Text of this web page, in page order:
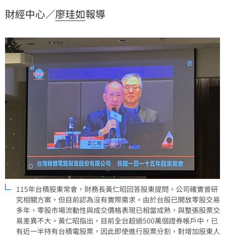
昭指出，目前台股零股交易機制已相當成熟，且全台近
與股東利益效果有限，因此現階段並無分割規劃。
財經中心／廖珪如報導
115年台積股東常會，財務長黃仁昭回答股東提問。公司確實曾研
究相關方案，但目前認為沒有實際需求。由於台股已開放零股交易
多年，零股市場流動性與成交價格表現已相當成熟，與整張股票交
易差異不大。黃仁昭指出，目前全台超過500萬個證券帳戶中，已
有近一半持有台積電股票，因此即使進行股票分割，對增加股東人